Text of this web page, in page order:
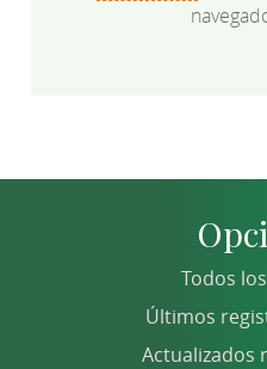
Todos
Últimos
Actualizados